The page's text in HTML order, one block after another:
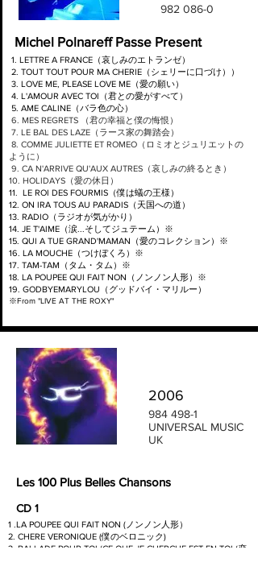
982 086-0
Michel Polnareff Passe Present
1. LETTRE A FRANCE（哀しみのエトランゼ）
2. TOUT TOUT POUR MA CHERIE（シェリーに口づけ））
3. LOVE ME, PLEASE LOVE ME（愛の願い）
4. L'AMOUR AVEC TOI（君との愛がすべて）
5. AME CALINE（バラ色の心）
6. MES REGRETS （君の幸福と僕の悔恨）
7. LE BAL DES LAZE（ラース家の舞踏会）
8. COMME JULIETTE ET ROMEO（ロミオとジュリエットの
ように）
9. CA N'ARRIVE QU'AUX AUTRES（哀しみの終るとき）
10. HOLIDAYS（愛の休日）
11. LE ROI DES FOURMIS（僕は蟻の王様）
12. ON IRA TOUS AU PARADIS（天国への道）
13. RADIO（ラジオが気がかり）
14. JE T'AIME（涙...そしてジュテーム）※
15. QUI A TUE GRAND'MAMAN（愛のコレクション）※
16. LA MOUCHE（つけぼくろ）※
17. TAM-TAM（タム・タム）※
18. LA POUPEE QUI FAIT NON（ノンノン人形）※
19. GODBYEMARYLOU（グッドバイ・マリルー）
※From "LIVE AT THE ROXY"
2006
984 498-1
UNIVERSAL MUSIC
UK
Les 100 Plus Belles Chansons
CD 1
1 .LA POUPEE QUI FAIT NON (ノンノン人形）
2. CHERE VERONIQUE (僕のベロニック)
3. BALLADE POUR TOI (CE QUE JE CHERCHE EST EN TOI (恋